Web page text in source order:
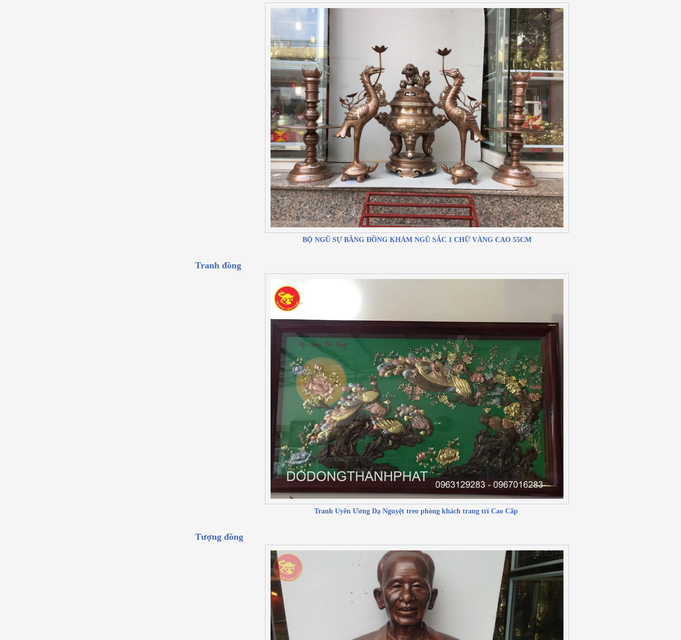
BỘ NGŨ SỰ BẰNG ĐỒNG KHẢM NGŨ SẮC 1 CHỮ VÀNG CAO 55CM
Tranh đồng
Tranh Uyên Ương Dạ Nguyệt treo phòng khách trang trí Cao Cấp
Tượng đồng